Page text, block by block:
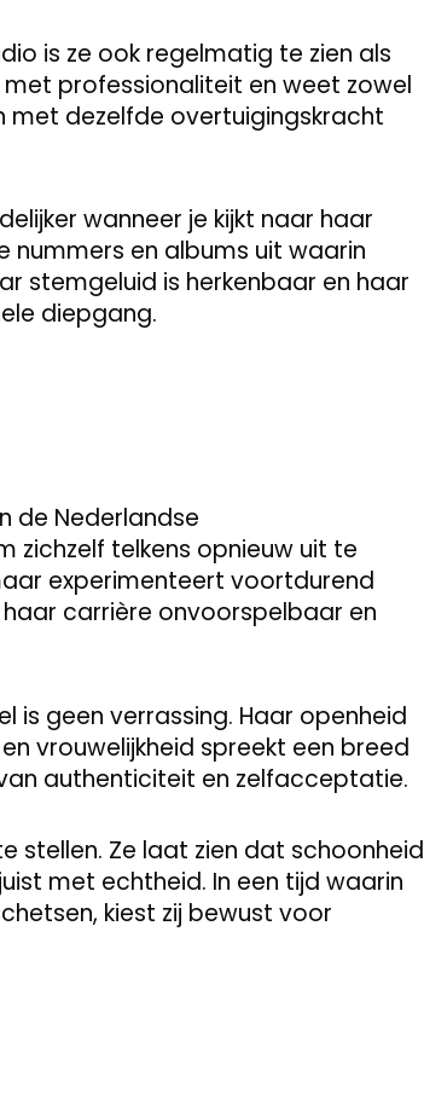
is ze ook regelmatig te zien als
professionaliteit en weet zowel
met dezelfde overtuigingskracht
wanneer je kijkt naar haar
nummers en albums uit waarin
stemgeluid is herkenbaar en haar
diepgang.
de Nederlandse
zichzelf telkens opnieuw uit te
experimenteert voortdurend
carrière onvoorspelbaar en
is geen verrassing. Haar openheid
vrouwelijkheid spreekt een breed
authenticiteit en zelfacceptatie.
stellen. Ze laat zien dat schoonheid
met echtheid. In een tijd waarin
kiest zij bewust voor